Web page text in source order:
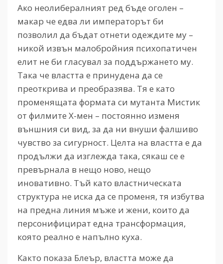
Ако неолибералният ред бъде оголен –
макар че едва ли императорът би
позволил да бъдат отнети одеждите му –
никой извън малобройния психопатичен
елит не би гласувал за поддържането му.
Така че властта е принудена да се
преоткрива и преобразява. Тя е като
променящата формата си мутанта Мистик
от филмите X-мен – постоянно изменя
външния си вид, за да ни внуши фалшиво
чувство за сигурност. Целта на властта е да
продължи да изглежда така, сякаш се е
превърнала в нещо ново, нещо
иновативно. Тъй като властническата
структура не иска да се променя, тя избутва
на предна линия мъже и жени, които да
персонифицират една трансформация,
която реално е напълно куха.
Както показа Блеър, властта може да